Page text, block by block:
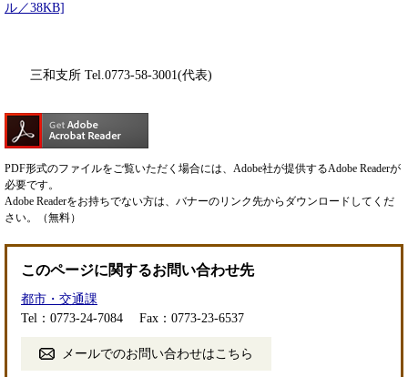
ル／38KB]
三和支所 Tel.0773-58-3001(代表)
PDF形式のファイルをご覧いただく場合には、Adobe社が提供するAdobe Readerが
必要です。
Adobe Readerをお持ちでない方は、バナーのリンク先からダウンロードしてくだ
さい。（無料）
このページに関するお問い合わせ先
都市・交通課
Tel：0773-24-7084
Fax：0773-23-6537
メールでのお問い合わせはこちら